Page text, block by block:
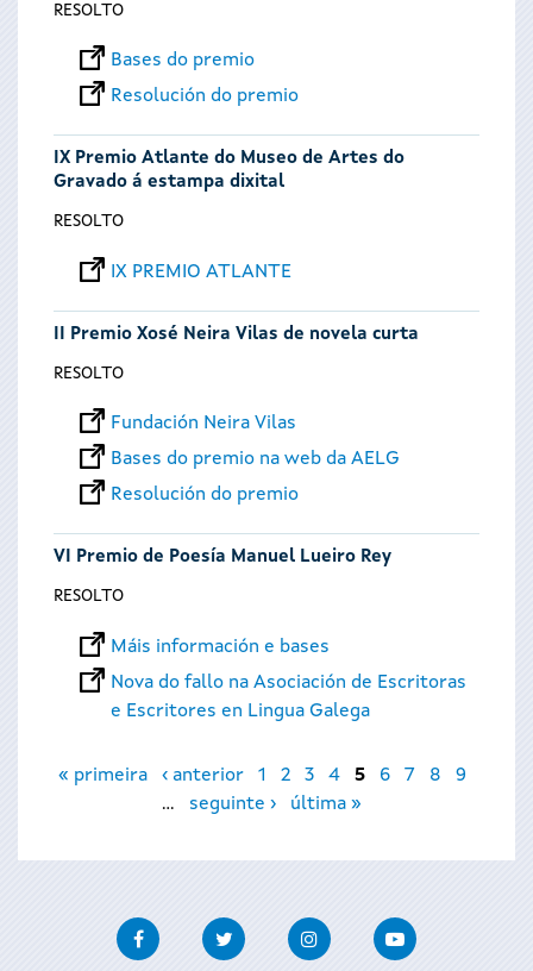
RESOLTO
Bases do premio
Resolución do premio
IX Premio Atlante do Museo de Artes do
Gravado á estampa dixital
RESOLTO
IX PREMIO ATLANTE
II Premio Xosé Neira Vilas de novela curta
RESOLTO
Fundación Neira Vilas
Bases do premio na web da AELG
Resolución do premio
VI Premio de Poesía Manuel Lueiro Rey
RESOLTO
Máis información e bases
Nova do fallo na Asociación de Escritoras
e Escritores en Lingua Galega
Páxinas
« primeira ‹ anterior 1 2 3 4 5 6 7 8
9
…
seguinte › última »
FacebookTwitter InstagramYoutube